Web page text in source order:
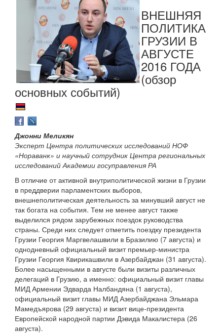
ВНЕШНЯЯ
ПОЛИТИКА
ГРУЗИИ В
АВГУСТЕ
2016 ГОДА
(обзор
основных событий)
Джонни Меликян
Эксперт Центра политических исследований НОФ
«Нораванк» и научный сотрудник Центра региональных
исследований Академии госуправления РА
В отличие от активной внутриполитической жизни в Грузии
в преддверии парламентских выборов,
внешнеполитическая деятельность за минувший август не
так богата на события. Тем не менее август также
выделился рядом зарубежных поездок руководства
страны. Среди них следует отметить поездку президента
Грузии Георгия Маргвелашвили в Бразилию (7 августа) и
однодневный официальный визит премьер-министра
Грузии Георгия Квирикашвили в Азербайджан (31 августа).
Более насыщенными в августе были визиты различных
делегаций в Грузию, а именно: официальный визит главы
МИД Армении Эдварда Налбандяна (1 августа),
официальный визит главы МИД Азербайджана Эльмара
Мамедъярова (29 августа) и визит вице-президента
Европейской народной партии Дэвида Макалистера (26
августа).